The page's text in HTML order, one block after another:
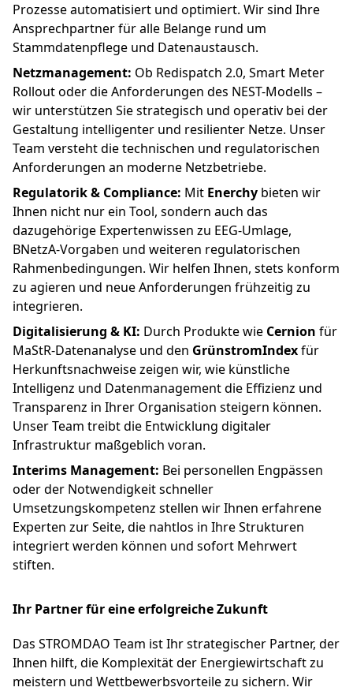
Prozesse automatisiert und optimiert. Wir sind Ihre
Ansprechpartner für alle Belange rund um
Stammdatenpflege und Datenaustausch.
Netzmanagement: Ob Redispatch 2.0, Smart Meter
Rollout oder die Anforderungen des NEST-Modells –
wir unterstützen Sie strategisch und operativ bei der
Gestaltung intelligenter und resilienter Netze. Unser
Team versteht die technischen und regulatorischen
Anforderungen an moderne Netzbetriebe.
Regulatorik & Compliance: Mit Enerchy bieten wir
Ihnen nicht nur ein Tool, sondern auch das
dazugehörige Expertenwissen zu EEG-Umlage,
BNetzA-Vorgaben und weiteren regulatorischen
Rahmenbedingungen. Wir helfen Ihnen, stets konform
zu agieren und neue Anforderungen frühzeitig zu
integrieren.
Digitalisierung & KI: Durch Produkte wie Cernion für
MaStR-Datenanalyse und den GrünstromIndexfür
Herkunftsnachweise zeigen wir, wie künstliche
Intelligenz und Datenmanagement die Effizienz und
Transparenz in Ihrer Organisation steigern können.
Unser Team treibt die Entwicklung digitaler
Infrastruktur maßgeblich voran.
Interims Management: Bei personellen Engpässen
oder der Notwendigkeit schneller
Umsetzungskompetenz stellen wir Ihnen erfahrene
Experten zur Seite, die nahtlos in Ihre Strukturen
integriert werden können und sofort Mehrwert
stiften.
Ihr Partner für eine erfolgreiche Zukunft
Das STROMDAO Team ist Ihr strategischer Partner, der
Ihnen hilft, die Komplexität der Energiewirtschaft zu
meistern und Wettbewerbsvorteile zu sichern. Wir